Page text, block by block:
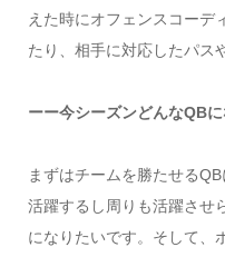
えた時にオフェンスコーデ
たり、相手に対応したパス
ーー今シーズンどんなQB
まずはチームを勝たせる
活躍するし周りも活躍させ
になりたいです。そして、